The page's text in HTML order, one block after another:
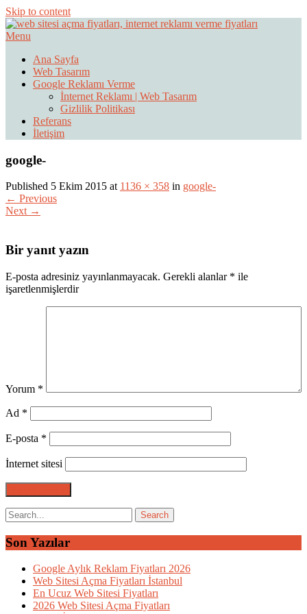
Skip to content
Web Sitesi Açma, İnternet Sitesi
Fiyatları
Menu
Ana Sayfa
Web Tasarım
Google Reklamı Verme
İnternet Reklamı | Web Tasarım
Gizlilik Politikası
Referans
İletişim
google-
Published 5 Ekim 2015 at 1136 × 358 in google-
← Previous
Next →
Bir yanıt yazın
E-posta adresiniz yayınlanmayacak. Gerekli alanlar * ile
işaretlenmişlerdir
Yorum *
Ad *
E-posta *
İnternet sitesi
Son Yazılar
Google Aylık Reklam Fiyatları 2026
Web Sitesi Açma Fiyatları İstanbul
En Ucuz Web Sitesi Fiyatları
2026 Web Sitesi Açma Fiyatları